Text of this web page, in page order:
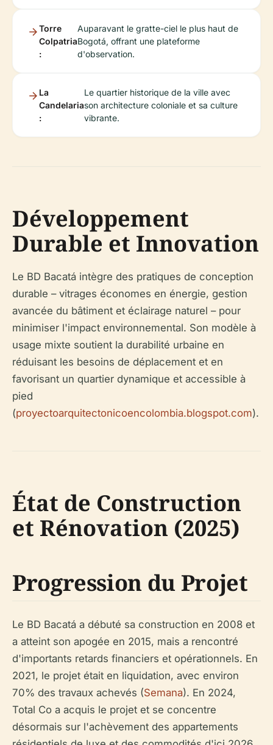
Torre
Colpatria
:
Auparavant le gratte-ciel le plus haut de
Bogotá, offrant une plateforme
d'observation.
La
Candelaria
:
Le quartier historique de la ville avec
son architecture coloniale et sa culture
vibrante.
Développement
Durable et Innovation
Le BD Bacatá intègre des pratiques de conception
durable – vitrages économes en énergie, gestion
avancée du bâtiment et éclairage naturel – pour
minimiser l'impact environnemental. Son modèle à
usage mixte soutient la durabilité urbaine en
réduisant les besoins de déplacement et en
favorisant un quartier dynamique et accessible à
pied
(proyectoarquitectonicoencolombia.blogspot.com).
État de Construction
et Rénovation (2025)
Progression du Projet
Le BD Bacatá a débuté sa construction en 2008 et
a atteint son apogée en 2015, mais a rencontré
d'importants retards financiers et opérationnels. En
2021, le projet était en liquidation, avec environ
70% des travaux achevés (Semana). En 2024,
Total Co a acquis le projet et se concentre
désormais sur l'achèvement des appartements